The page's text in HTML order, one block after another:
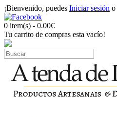
¡Bienvenido, puedes Iniciar sesión o
0 item(s) - 0.00€
Tu carrito de compras esta vacío!